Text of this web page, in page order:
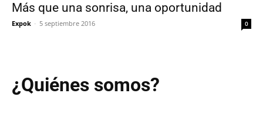
Más que una sonrisa, una oportunidad
Expok - 5 septiembre 2016 0
¿Quiénes somos?